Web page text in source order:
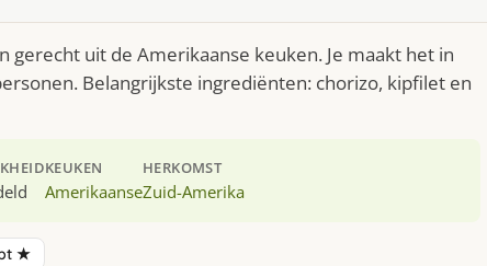
gerecht uit de Amerikaanse keuken. Je maakt het in
Belangrijkste ingrediënten: chorizo, kipfilet en
KEUKEN
Amerikaanse
HERKOMST
Zuid-Amerika
★